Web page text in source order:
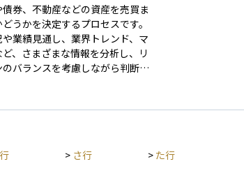
券、不動産などの資産を売買ま
うかを決定するプロセスです。
業績見通し、業界トレンド、マ
、さまざまな情報を分析し、リ
バランスを考慮しながら判断を
売買を中心とする投資家も存在
確にすることが大切です。
> さ行 > た行